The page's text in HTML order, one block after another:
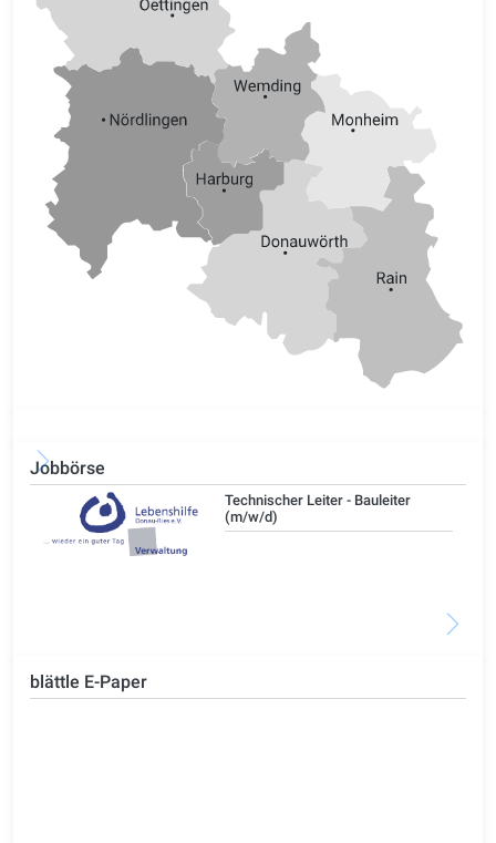
Jobbörse
Technischer Leiter - Bauleiter
(m/w/d)
blättle E-Paper